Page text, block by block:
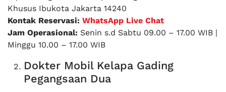
Khusus Ibukota Jakarta 14240
Kontak Reservasi: WhatsApp Live Chat
Jam Operasional: Senin s.d Sabtu 09.00 – 17.00 WIB |
Minggu 10.00 – 17.00 WIB
Dokter Mobil Kelapa Gading
Pegangsaan Dua